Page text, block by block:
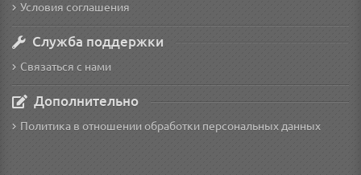
Условия соглашения
Служба поддержки
Связаться с нами
Дополнительно
Политика в отношении обработки персональных данных